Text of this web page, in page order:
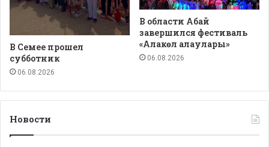
В Семее прошел
субботник
06.08.2026
В области Абай
завершился фестиваль
«Алакөл алаулары»
06.08.2026
Новости